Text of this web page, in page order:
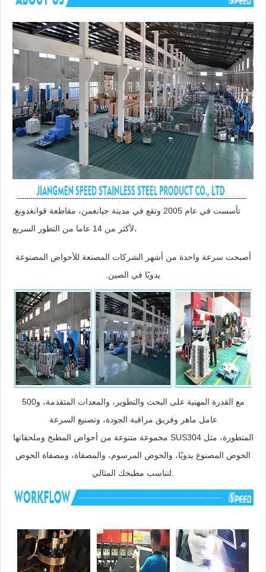
تأسست في عام 2005 وتقع في مدينة جيانغمن، مقاطعة قوانغدونغ.
لأكثر من 14 عاما من التطور السريع،
أصبحت سرعة واحدة من أشهر الشركات المصنعة للأحواض المصنوعة
يدويًا في الصين.
مع القدرة المهنية على البحث والتطوير، والمعدات المتقدمة، و500
عامل ماهر وفريق مراقبة الجودة، وتصنيع السرعة
مجموعة متنوعة من أحواض المطبخ وملحقاتها SUS304 المتطورة، مثل
الحوض المصنوع يدويًا، والحوض المرسوم، والمصفاة، ومصفاة الحوض